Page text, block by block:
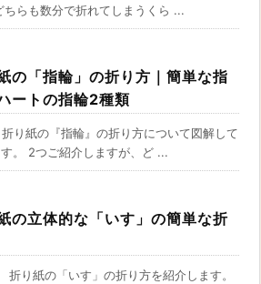
ちらも数分で折れてしまうくら ...
の「指輪」の折り方｜簡単な指
ートの指輪2種類
り紙の『指輪』の折り方について図解して
。 2つご紹介しますが、ど ...
の立体的な「いす」の簡単な折
り紙の「いす」の折り方を紹介します。